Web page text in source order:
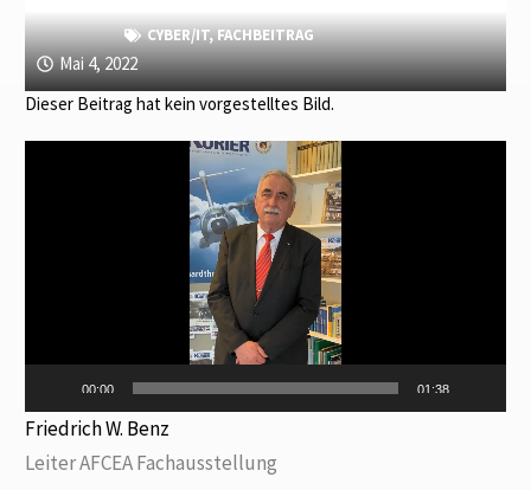
CYBER/IT,FACHBEITRAG
Mai 4, 2022
Dieser Beitrag hat kein vorgestelltes Bild.
00:00 01:38
Friedrich W. Benz
Leiter AFCEA Fachausstellung